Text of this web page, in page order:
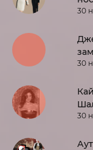
30
30
30